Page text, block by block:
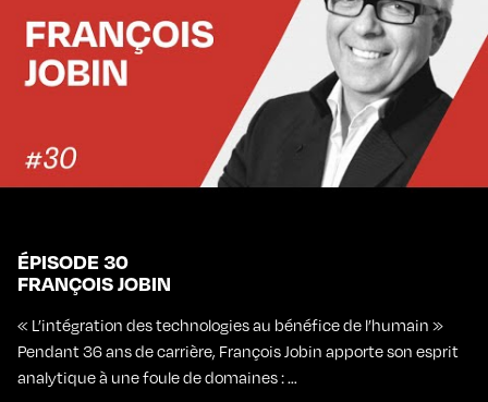
ÉPISODE 30
FRANÇOIS JOBIN
« L’intégration des technologies au bénéfice de l’humain »
Pendant 36 ans de carrière, François Jobin apporte son esprit
analytique à une foule de domaines : …